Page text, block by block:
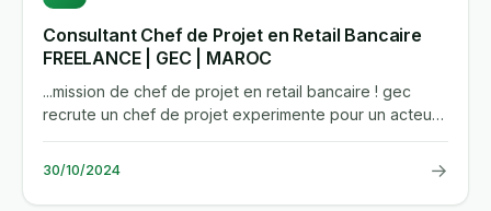
Consultant Chef de Projet en Retail Bancaire
FREELANCE | GEC | MAROC
...mission de chef de projet en retail bancaire ! gec
recrute un chef de projet experimente pour un acteur
majeur du...
30/10/2024 →